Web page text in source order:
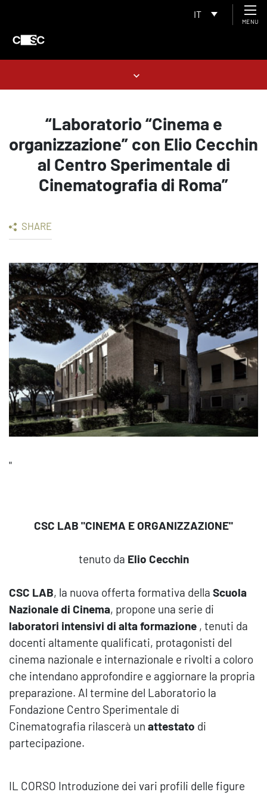
IT
MENU
“Laboratorio “Cinema e
organizzazione” con Elio Cecchin
al Centro Sperimentale di
Cinematografia di Roma”
SHARE
"
CSC LAB "CINEMA E ORGANIZZAZIONE"
tenuto da Elio Cecchin
CSC LAB, la nuova offerta formativa della Scuola
Nazionale di Cinema, propone una serie di
laboratori intensivi di alta formazione , tenuti da
docenti altamente qualificati, protagonisti del
cinema nazionale e internazionale e rivolti a coloro
che intendano approfondire e aggiornare la propria
preparazione. Al termine del Laboratorio la
Fondazione Centro Sperimentale di
Cinematografia rilascerà un attestato di
partecipazione.
IL CORSO Introduzione dei vari profili delle figure